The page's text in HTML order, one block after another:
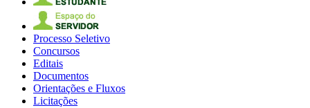
Processo Seletivo
Concursos
Editais
Documentos
Orientações e Fluxos
Licitações